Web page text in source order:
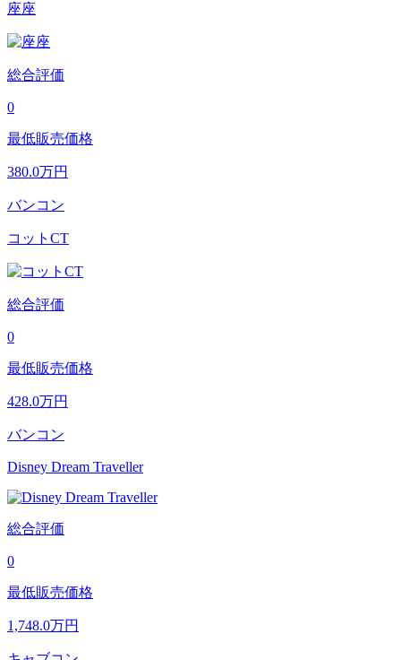
座座
総合評価
0
最低販売価格
380.0万円
バンコン
コットCT
総合評価
0
最低販売価格
428.0万円
バンコン
Disney Dream Traveller
総合評価
0
最低販売価格
1,748.0万円